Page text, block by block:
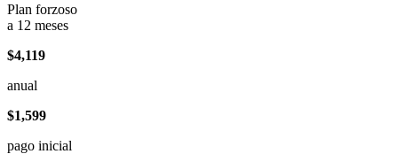
Plan forzoso
a 12 meses
$4,119
anual
$1,599
pago inicial